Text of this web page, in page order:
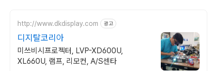
http://www.dkdisplay.com 광고
디지탈코리아
미쓰비시프로젝터, LVP-XD600U,
XL660U, 램프, 리모컨, A/S센타